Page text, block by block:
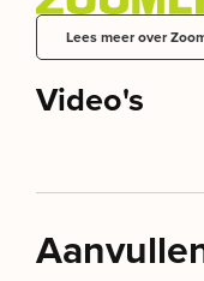
Lees meer over
Video's